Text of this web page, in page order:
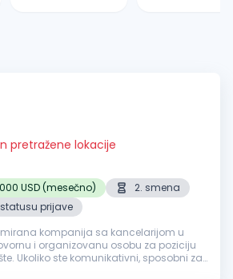
pretražene lokacije
USD (mesečno)
2. smena
prijave
kompanija sa kancelarijom u
i organizovanu osobu za poziciju
Ukoliko ste komunikativni, sposobni za